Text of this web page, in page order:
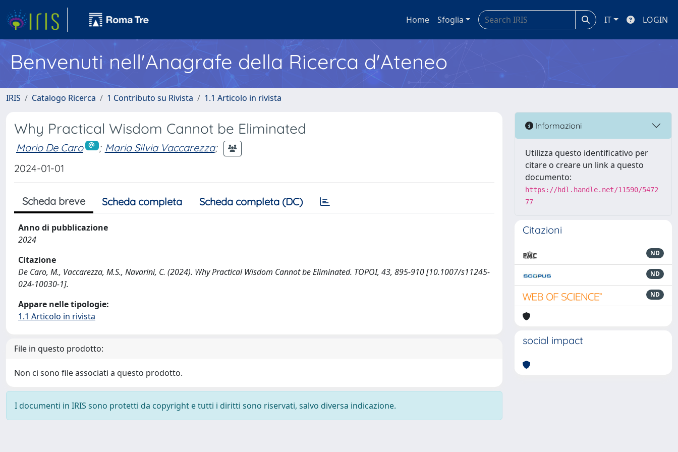
Home Sfoglia IT LOGIN
Benvenuti nell'Anagrafe della Ricerca d'Ateneo
IRIS Catalogo Ricerca 1 Contributo su Rivista 1.1 Articolo in rivista
Why Practical Wisdom Cannot be Eliminated
Mario De Caro ; Maria Silvia Vaccarezza;
2024-01-01
Scheda breve Scheda completa Scheda completa (DC)
Anno di pubblicazione
2024
Citazione
De Caro, M., Vaccarezza, M.S., Navarini, C. (2024). Why Practical Wisdom Cannot be Eliminated. TOPOI, 43, 895-910 [10.1007/s11245-
024-10030-1].
Appare nelle tipologie:
1.1 Articolo in rivista
File in questo prodotto:
Non ci sono file associati a questo prodotto.
I documenti in IRIS sono protetti da copyright e tutti i diritti sono riservati, salvo diversa indicazione.
Informazioni
Utilizza questo identificativo per
citare o creare un link a questo
documento:
https://hdl.handle.net/11590/5472
77
Citazioni
ND
ND
ND
social impact